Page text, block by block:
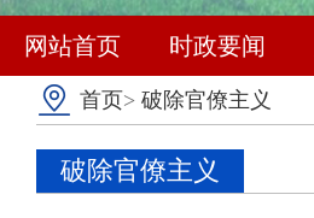
网站首页 时政要闻
首页> 破除官僚主义
破除官僚主义